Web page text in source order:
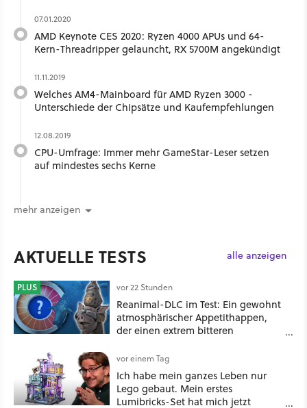
07.01.2020
AMD Keynote CES 2020: Ryzen 4000 APUs und 64-
Kern-Threadripper gelauncht, RX 5700M angekündigt
11.11.2019
Welches AM4-Mainboard für AMD Ryzen 3000 -
Unterschiede der Chipsätze und Kaufempfehlungen
12.08.2019
CPU-Umfrage: Immer mehr GameStar-Leser setzen
auf mindestes sechs Kerne
mehr anzeigen
AKTUELLE TESTS alle anzeigen
PLUS vor 22 Stunden
Reanimal-DLC im Test: Ein gewohnt
atmosphärischer Appetithappen,
der einen extrem bitteren
vor einem Tag
Ich habe mein ganzes Leben nur
Lego gebaut. Mein erstes
Lumibricks-Set hat mich jetzt